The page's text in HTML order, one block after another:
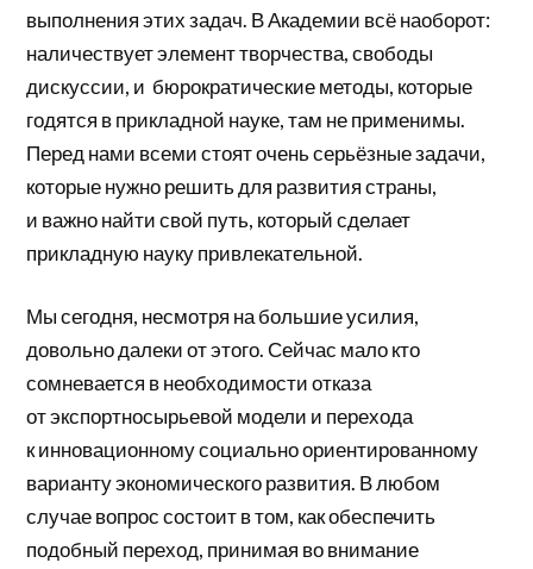
выполнения этих задач. В Академии всё наоборот:
наличествует элемент творчества, свободы
дискуссии, и бюрократические методы, которые
годятся в прикладной науке, там не применимы.
Перед нами всеми стоят очень серьёзные задачи,
которые нужно решить для развития страны,
и важно найти свой путь, который сделает
прикладную науку привлекательной.
Мы сегодня, несмотря на большие усилия,
довольно далеки от этого. Сейчас мало кто
сомневается в необходимости отказа
от экспортносырьевой модели и перехода
к инновационному социально ориентированному
варианту экономического развития. В любом
случае вопрос состоит в том, как обеспечить
подобный переход, принимая во внимание